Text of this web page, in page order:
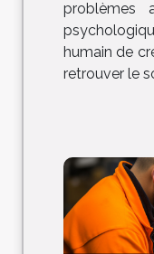
problèmes
humain de
retrouver le